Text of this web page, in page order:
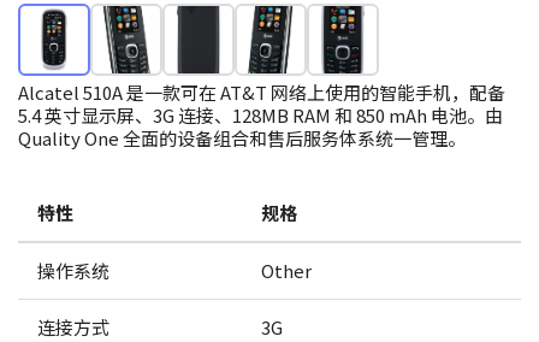
Alcatel 510A 是一款可在 AT&T 网络上使用的智能手机，配备
5.4 英寸显示屏、3G 连接、128MB RAM 和 850 mAh 电池。由
Quality One 全面的设备组合和售后服务体系统一管理。
特性 规格
操作系统 Other
连接方式 3G